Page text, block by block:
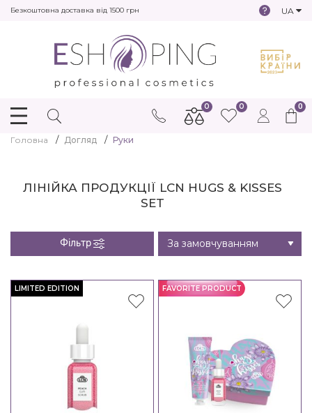
Безкоштовна доставка від 1500 грн UA
0
0 0
Головна Догляд Руки
ЛІНІЙКА ПРОДУКЦІЇ LCN HUGS & KISSES
SET
Фільтр
LIMITED EDITION FAVORITE PRODUCT